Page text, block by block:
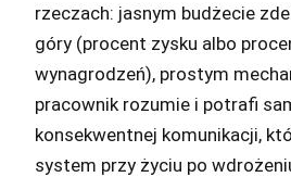
rzeczach: jasnym budżecie
góry (procent zysku albo
wynagrodzeń), prostym
pracownik rozumie i potrafi
konsekwentnej komunikacji,
system przy życiu po